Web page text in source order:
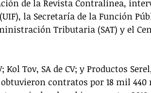
de la Revista Contralínea,
la Secretaría de la Función
Tributaria (SAT) y el
Kol Tov, SA de CV; y Productos
contratos por 18 mil 440